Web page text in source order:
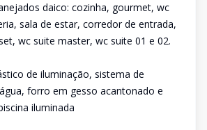
daico: cozinha, gourmet, wc
sala de estar, corredor de entrada,
wc suite master, wc suite 01 e 02.
de iluminação, sistema de
forro em gesso acantonado e
iluminada